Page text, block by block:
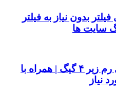
بدون نیاز به فیلتر
سایت ها
۱۰ بازی پیشنهادی برای رم زیر ۴ گیگ | همراه با
نیاز